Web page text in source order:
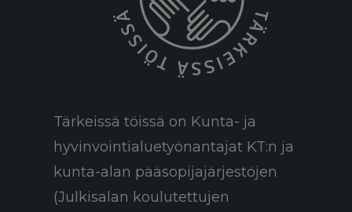
Tärkeissä töissä on Kunta- ja
hyvinvointialuetyönantajat KT:n ja
kunta-alan pääsopijajärjestöjen
(Julkisalan koulutettujen